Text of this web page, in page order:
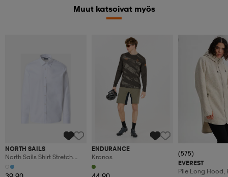
Muut katsoivat myös
NORTH SAILS
North Sails Shirt Stretch
Poplin
ENDURANCE
Kronos
Kampanja -25%
(575)
EVEREST
Pile Long Hood,